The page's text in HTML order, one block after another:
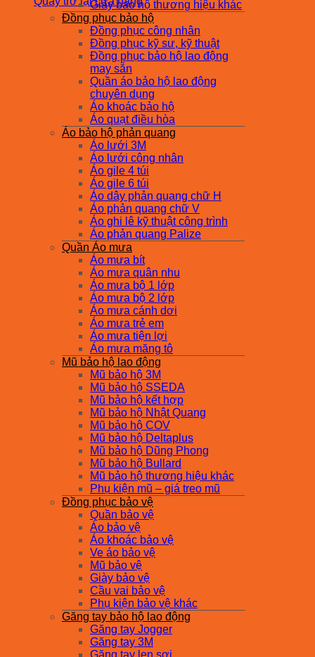
Giày bảo hộ thương hiệu khác
Đồng phục bảo hộ
Đồng phục công nhân
Đồng phục kỹ sư, kỹ thuật
Đồng phục bảo hộ lao động
may sẵn
Quần áo bảo hộ lao động
chuyên dụng
Áo khoác bảo hộ
Áo quạt điều hòa
Áo bảo hộ phản quang
Áo lưới 3M
Áo lưới công nhân
Áo gile 4 túi
Áo gile 6 túi
Áo dây phản quang chữ H
Áo phản quang chữ V
Áo ghi lê kỹ thuật công trình
Áo phản quang Palize
Quần Áo mưa
Áo mưa bít
Áo mưa quân nhu
Áo mưa bộ 1 lớp
Áo mưa bộ 2 lớp
Áo mưa cánh dơi
Áo mưa trẻ em
Áo mưa tiện lợi
Áo mưa măng tô
Mũ bảo hộ lao động
Mũ bảo hộ 3M
Mũ bảo hộ SSEDA
Mũ bảo hộ kết hợp
Mũ bảo hộ Nhật Quang
Mũ bảo hộ COV
Mũ bảo hộ Deltaplus
Mũ bảo hộ Dũng Phong
Mũ bảo hộ Bullard
Mũ bảo hộ thương hiệu khác
Phụ kiện mũ – giá treo mũ
Đồng phục bảo vệ
Quần bảo vệ
Áo bảo vệ
Áo khoác bảo vệ
Ve áo bảo vệ
Mũ bảo vệ
Giày bảo vệ
Cầu vai bảo vệ
Phụ kiện bảo vệ khác
Găng tay bảo hộ lao động
Găng tay Jogger
Găng tay 3M
Găng tay len sợi